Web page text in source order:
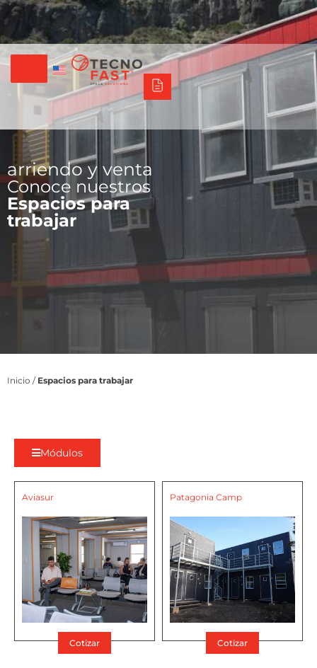
Síguenos +56 2 27905000+56 9 3469 5135
Tecno Fast Perú AlcoTriumph BalatTecno Panel
arriendo y venta
Conoce nuestros
Espacios para
trabajar
Inicio / Espacios para trabajar
Módulos
Aviasur
Cotizar
Patagonia Camp
Cotizar